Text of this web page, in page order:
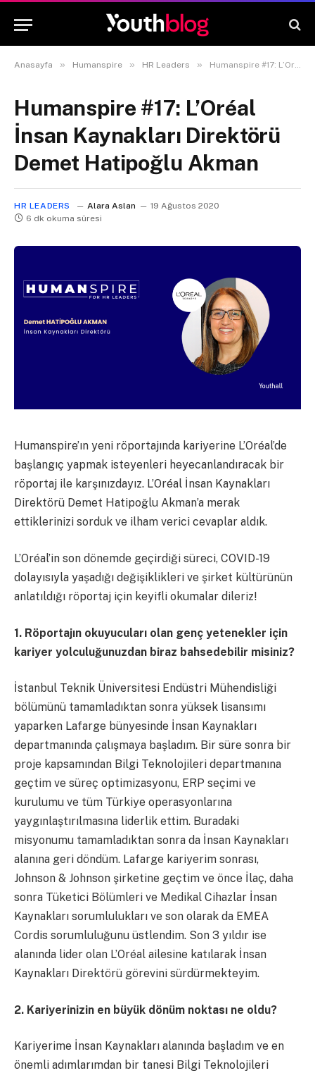
Anasayfa » Humanspire » HR Leaders » Humanspire #17: L’Oréal İnsan Kaynakları Direktörü Demet Hatipoğlu Akman
Humanspire #17: L’Oréal
İnsan Kaynakları Direktörü
Demet Hatipoğlu Akman
HR LEADERS Alara Aslan
19 Ağustos 2020
6 dk okuma süresi
Humanspire’ın yeni röportajında kariyerine L’Oréal’de
başlangıç yapmak isteyenleri heyecanlandıracak bir
röportaj ile karşınızdayız. L’Oréal İnsan Kaynakları
Direktörü Demet Hatipoğlu Akman’a merak
ettiklerinizi sorduk ve ilham verici cevaplar aldık.
L’Oréal’in son dönemde geçirdiği süreci, COVID-19
dolayısıyla yaşadığı değişiklikleri ve şirket kültürünün
anlatıldığı röportaj için keyifli okumalar dileriz!
1. Röportajın okuyucuları olan genç yetenekler için
kariyer yolculuğunuzdan biraz bahsedebilir misiniz?
İstanbul Teknik Üniversitesi Endüstri Mühendisliği
bölümünü tamamladıktan sonra yüksek lisansımı
yaparken Lafarge bünyesinde İnsan Kaynakları
departmanında çalışmaya başladım. Bir süre sonra bir
proje kapsamından Bilgi Teknolojileri departmanına
geçtim ve süreç optimizasyonu, ERP seçimi ve
kurulumu ve tüm Türkiye operasyonlarına
yaygınlaştırılmasına liderlik ettim. Buradaki
misyonumu tamamladıktan sonra da İnsan Kaynakları
alanına geri döndüm. Lafarge kariyerim sonrası,
Johnson & Johnson şirketine geçtim ve önce İlaç, daha
sonra Tüketici Bölümleri ve Medikal Cihazlar İnsan
Kaynakları sorumlulukları ve son olarak da EMEA
Cordis sorumluluğunu üstlendim. Son 3 yıldır ise
alanında lider olan L’Oréal ailesine katılarak İnsan
Kaynakları Direktörü görevini sürdürmekteyim.
2. Kariyerinizin en büyük dönüm noktası ne oldu?
Kariyerime İnsan Kaynakları alanında başladım ve en
önemli adımlarımdan bir tanesi Bilgi Teknolojileri